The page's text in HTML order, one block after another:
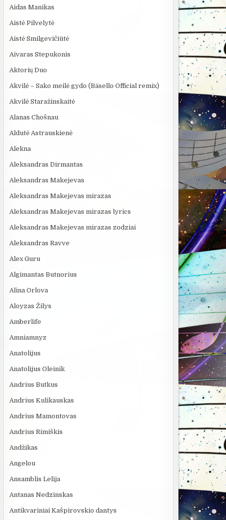
09:20
ROSVELO ATEIVIO
ISTORIJA: KAS
NUTIKO...
5 MOKSLINIAI
KURIE
Aidas Manikas
Aistė Pilvelytė
Aistė Smilgevičiūtė
Aivaras Stepukonis
Aktorių Duo
Akvilė – Sako meilė gydo (Bäsello Official remix)
Akvilė Staražinskaitė
Alanas Chošnau
Aldutė Astrauskienė
Alekna
Aleksandras Dirmantas
Aleksandras Makejevas
Aleksandras Makejevas mirazas
Aleksandras Makejevas mirazas lyrics
Aleksandras Makejevas mirazas zodziai
Aleksandras Ravve
Alex Guru
Algimantas Butnorius
Alina Orlova
Aloyzas Žilys
Amberlife
Amniamnyz
Anatolijus
Anatolijus Oleinik
Andrius Butkus
Andrius Kulikauskas
Andrius Mamontovas
Andrius Rimiškis
Andžikas
Angelou
Ansamblis Lelija
Antanas Nedzinskas
Antikvariniai Kašpirovskio dantys